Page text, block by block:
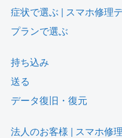
症状で選ぶ | スマホ修理
プランで選ぶ
持ち込み
送る
データ復旧・復元
法人のお客様 | スマホ修